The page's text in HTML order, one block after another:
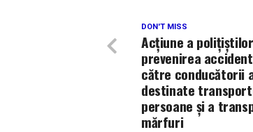
DON'T MISS
Acţiune a
prevenirea
către conducătorii
destinate
persoane și a
mărfuri